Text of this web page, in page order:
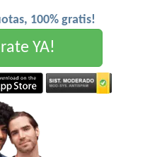
100% gratis!
YA!